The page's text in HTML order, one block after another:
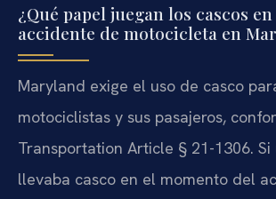
¿Qué papel juegan los cascos
accidente de motocicleta en
Maryland exige el uso de casco
motociclistas y sus pasajeros,
Transportation Article § 21-1306.
llevaba casco en el momento del